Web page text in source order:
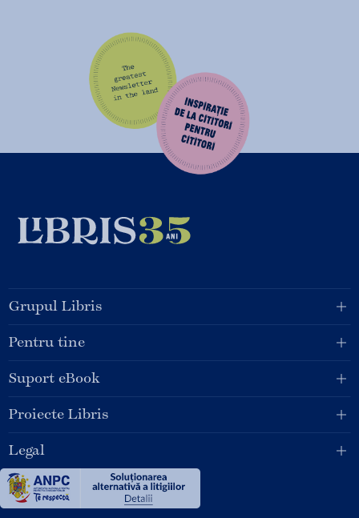
Grupul Libris
Pentru tine
Suport eBook
Proiecte Libris
Legal